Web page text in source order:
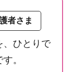
者さま
、ひとりで
。